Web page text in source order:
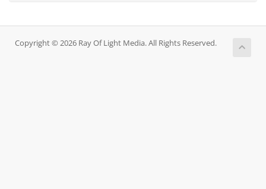
Copyright © 2026 Ray Of Light Media. All Rights Reserved.